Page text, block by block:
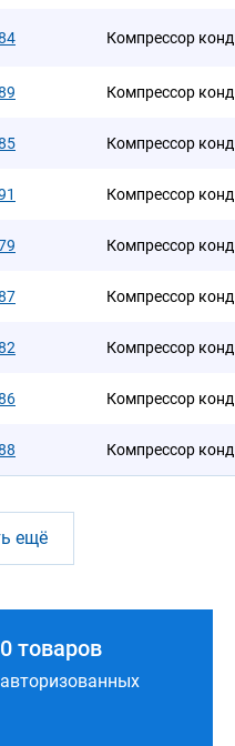
Компрессор
Компрессор
Компрессор
Компрессор
Компрессор
Компрессор
Компрессор
Компрессор
Компрессор
ещё
товаров